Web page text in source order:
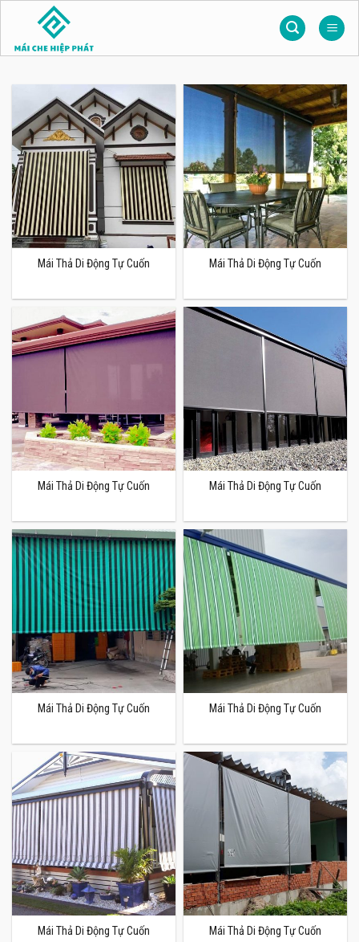
content
Mái Thả Di Động Tự Cuốn Mái Thả Di Động Tự Cuốn
Mái Thả Di Động Tự Cuốn Mái Thả Di Động Tự Cuốn
Mái Thả Di Động Tự Cuốn Mái Thả Di Động Tự Cuốn
Mái Thả Di Động Tự Cuốn Mái Thả Di Động Tự Cuốn